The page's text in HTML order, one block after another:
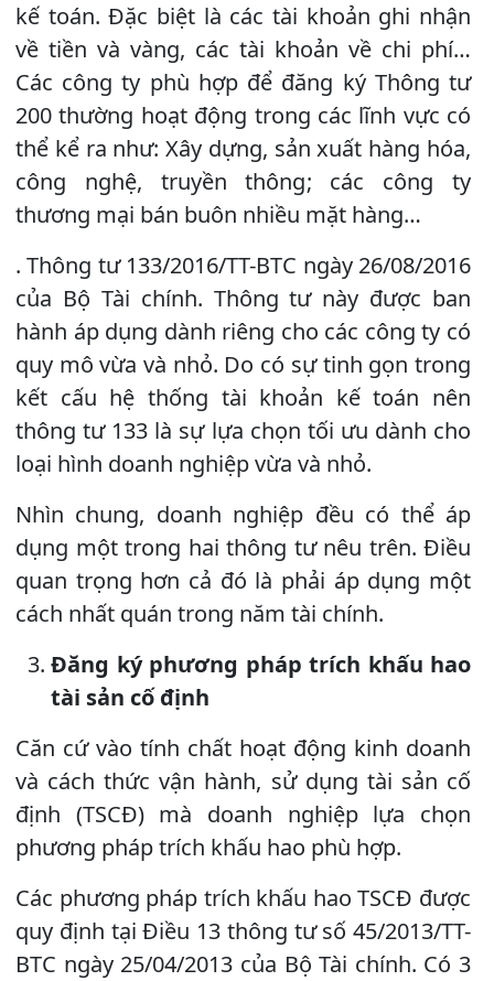
kế toán. Đặc biệt là các tài khoản ghi nhận
về tiền và vàng, các tài khoản về chi phí…
Các công ty phù hợp để đăng ký Thông tư
200 thường hoạt động trong các lĩnh vực có
thể kể ra như: Xây dựng, sản xuất hàng hóa,
công nghệ, truyền thông; các công ty
thương mại bán buôn nhiều mặt hàng…
. Thông tư 133/2016/TT-BTC ngày 26/08/2016
của Bộ Tài chính. Thông tư này được ban
hành áp dụng dành riêng cho các công ty có
quy mô vừa và nhỏ. Do có sự tinh gọn trong
kết cấu hệ thống tài khoản kế toán nên
thông tư 133 là sự lựa chọn tối ưu dành cho
loại hình doanh nghiệp vừa và nhỏ.
Nhìn chung, doanh nghiệp đều có thể áp
dụng một trong hai thông tư nêu trên. Điều
quan trọng hơn cả đó là phải áp dụng một
cách nhất quán trong năm tài chính.
Đăng ký phương pháp trích khấu hao
tài sản cố định
Căn cứ vào tính chất hoạt động kinh doanh
và cách thức vận hành, sử dụng tài sản cố
định (TSCĐ) mà doanh nghiệp lựa chọn
phương pháp trích khấu hao phù hợp.
Các phương pháp trích khấu hao TSCĐ được
quy định tại Điều 13 thông tư số 45/2013/TT-
BTC ngày 25/04/2013 của Bộ Tài chính. Có 3